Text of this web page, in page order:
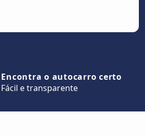
Encontra o autocarro certo
Fácil e transparente